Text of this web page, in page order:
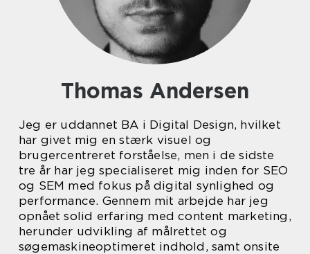
Thomas Andersen
Jeg er uddannet BA i Digital Design, hvilket
har givet mig en stærk visuel og
brugercentreret forståelse, men i de sidste
tre år har jeg specialiseret mig inden for SEO
og SEM med fokus på digital synlighed og
performance. Gennem mit arbejde har jeg
opnået solid erfaring med content marketing,
herunder udvikling af målrettet og
søgemaskineoptimeret indhold, samt onsite